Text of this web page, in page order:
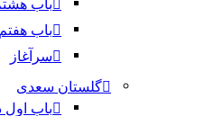
باب
باب
سرآغاز
گلستان سعدی
باب اول